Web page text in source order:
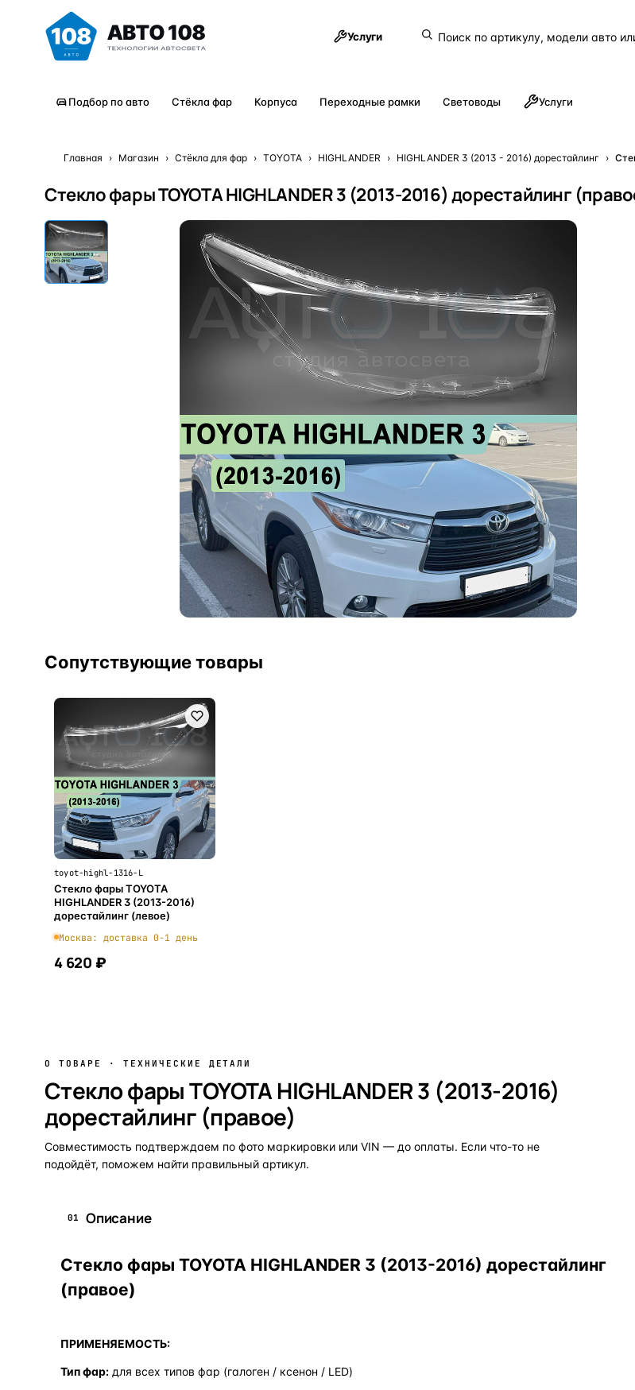
Услуги
Подбор по авто Стёкла фар Корпуса Переходные рамки Световоды Услуги
Главная › Магазин › Стёкла для фар › TOYOTA › HIGHLANDER › HIGHLANDER 3 (2013 - 2016) дорестайлинг ›
Стекло фары TOYOTA HIGHLANDER 3 (2013-2016) дорестайлинг
Сопутствующие товары
toyot-highl-1316-L
Стекло фары TOYOTA
HIGHLANDER 3 (2013-2016)
дорестайлинг (левое)
Москва: доставка 0-1 день
4 620 ₽
О ТОВАРЕ · ТЕХНИЧЕСКИЕ ДЕТАЛИ
Стекло фары TOYOTA HIGHLANDER 3 (2013-2016)
дорестайлинг (правое)
Совместимость подтверждаем по фото маркировки или VIN — до оплаты. Если что-то не
подойдёт, поможем найти правильный артикул.
01 Описание
Стекло фары TOYOTA HIGHLANDER 3 (2013-2016) дорестайлинг
(правое)
ПРИМЕНЯЕМОСТЬ:
Тип фар: для всех типов фар (галоген / ксенон / LED)